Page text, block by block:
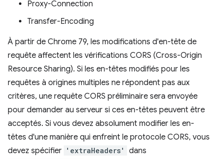
Proxy-Connection
Transfer-Encoding
À partir de Chrome 79, les modifications d'en-tête de
requête affectent les vérifications CORS (Cross-Origin
Resource Sharing). Si les en-têtes modifiés pour les
requêtes à origines multiples ne répondent pas aux
critères, une requête CORS préliminaire sera envoyée
pour demander au serveur si ces en-têtes peuvent être
acceptés. Si vous devez absolument modifier les en-
têtes d'une manière qui enfreint le protocole CORS, vous
devez spécifier 'extraHeaders' dans